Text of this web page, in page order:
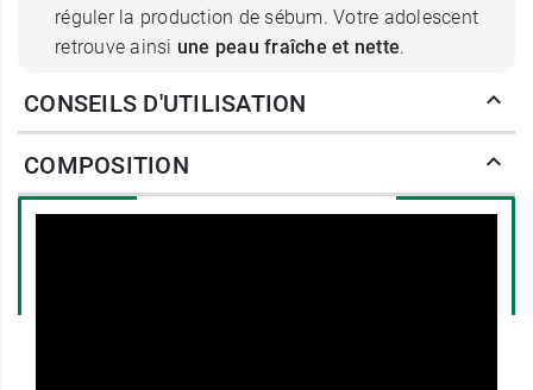
réguler la production de sébum. Votre adolescent
retrouve ainsi une peau fraîche et nette.
Comment agit le gel moussant
Il est formulésans savonet il débouche
CONSEILS D'UTILISATION
COMPOSITION